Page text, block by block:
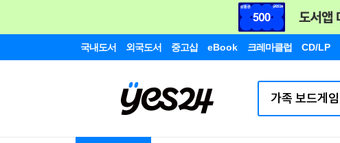
국내도서 외국도서 중고샵 eBook 크레마클럽 CD/LP